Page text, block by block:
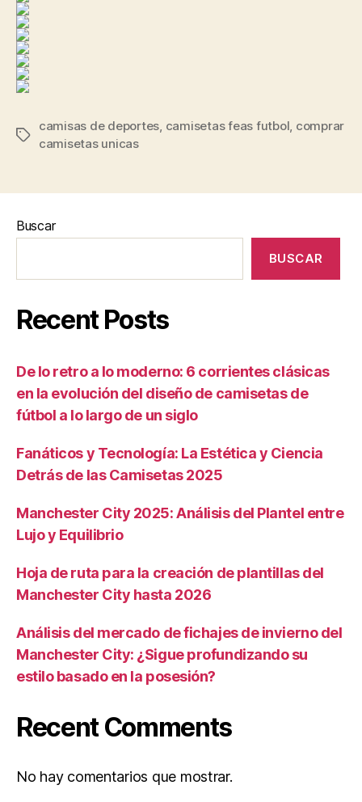
Etiquetas
camisas de deportes, camisetas feas futbol, comprar
camisetas unicas
Buscar
BUSCAR
Recent Posts
De lo retro a lo moderno: 6 corrientes clásicas
en la evolución del diseño de camisetas de
fútbol a lo largo de un siglo
Fanáticos y Tecnología: La Estética y Ciencia
Detrás de las Camisetas 2025
Manchester City 2025: Análisis del Plantel entre
Lujo y Equilibrio
Hoja de ruta para la creación de plantillas del
Manchester City hasta 2026
Análisis del mercado de fichajes de invierno del
Manchester City: ¿Sigue profundizando su
estilo basado en la posesión?
Recent Comments
No hay comentarios que mostrar.